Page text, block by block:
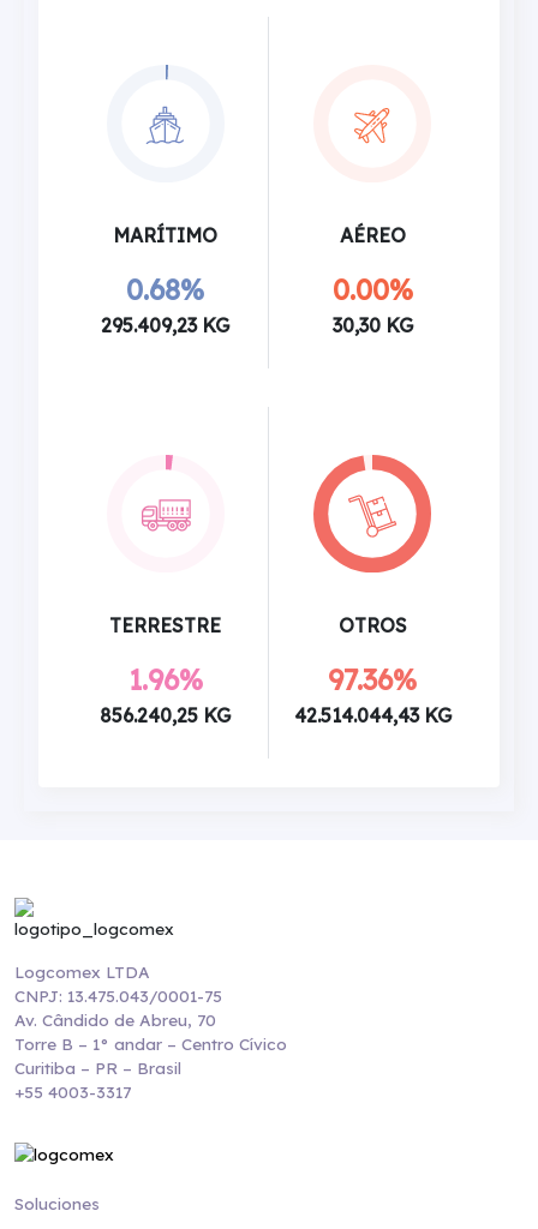
MARÍTIMO
0.68%
295.409,23 KG
AÉREO
0.00%
30,30 KG
TERRESTRE
1.96%
856.240,25 KG
OTROS
97.36%
42.514.044,43 KG
Logcomex LTDA
CNPJ: 13.475.043/0001-75
Av. Cândido de Abreu, 70
Torre B – 1° andar – Centro Cívico
Curitiba – PR – Brasil
+55 4003-3317
Soluciones